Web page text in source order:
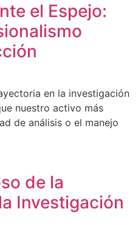
el Espejo:
en la investigación
nuestro activo más
de análisis o el manejo
de la
Investigación